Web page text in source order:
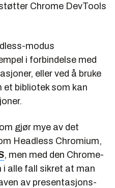
Chrome DevTools
modus
i forbindelse med
eller ved å bruke
et bibliotek som kan
gjør mye av det
Headless Chromium,
, men med den Chrome-
i alle fall sikret at man
av presentasjons-